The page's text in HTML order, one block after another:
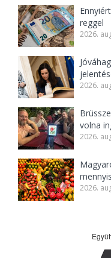
reggel
2026.
2026.
volna
2026.
2026.